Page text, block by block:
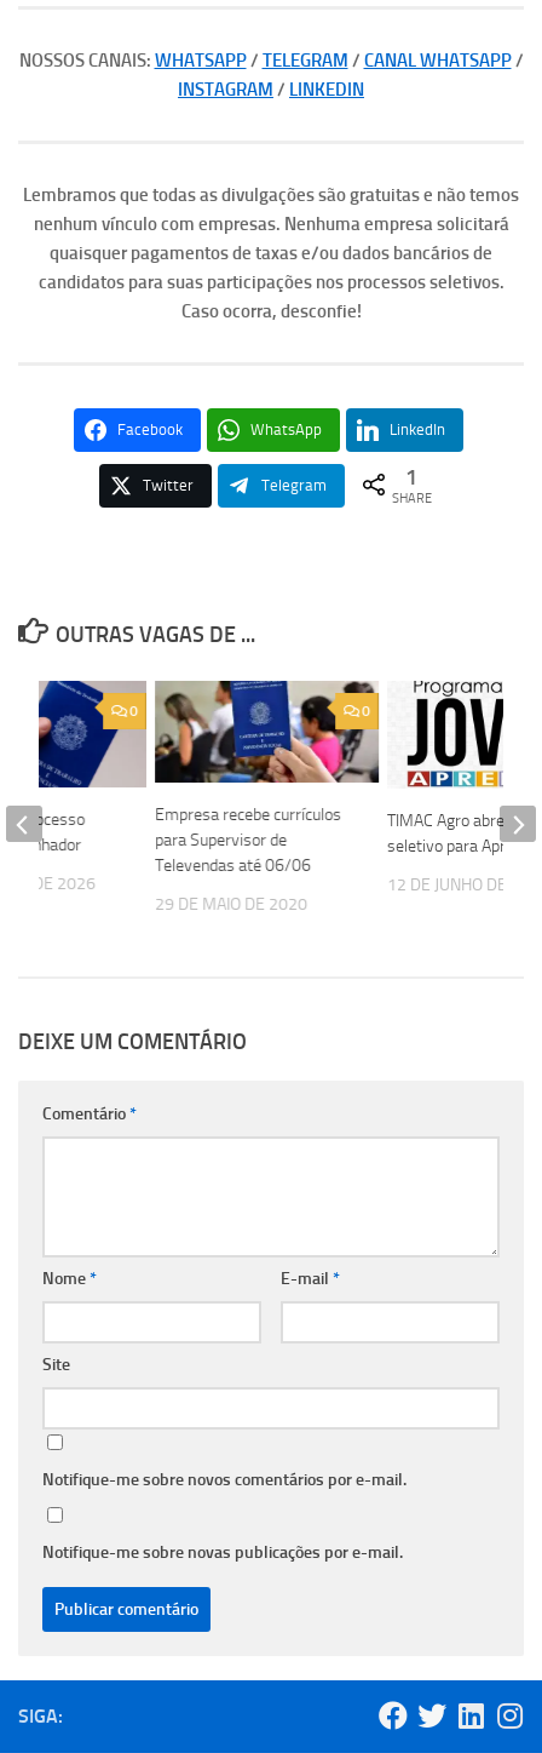
NOSSOS CANAIS: WHATSAPP/ TELEGRAM / CANAL WHATSAPP/
INSTAGRAM / LINKEDIN
Lembramos que todas as divulgações são gratuitas e não temos
nenhum vínculo com empresas. Nenhuma empresa solicitará
quaisquer pagamentos de taxas e/ou dados bancários de
candidatos para suas participações nos processos seletivos.
Caso ocorra, desconfie!
Facebook WhatsApp LinkedIn
Twitter Telegram 1
SHARE
OUTRAS VAGAS DE ...
0
Empresa recebe currículos
para Supervisor de
Televendas até 06/06
29 DE MAIO DE 2020
TIMAC Agro abre
seletivo para Aprendiz
12 DE JUNHO DE
0
processo
Alinhador
DE 2026
DEIXE UM COMENTÁRIO
Comentário*
Nome* E-mail *
Site
Notifique-me sobre novos comentários por e-mail.
Notifique-me sobre novas publicações por e-mail.
SIGA: